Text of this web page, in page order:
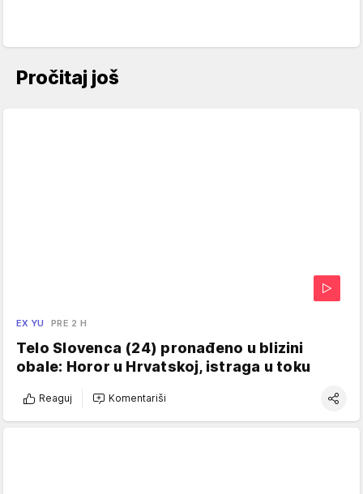
Pročitaj još
EX YU PRE 2 H
Telo Slovenca (24) pronađeno u blizini
obale: Horor u Hrvatskoj, istraga u toku
Reaguj Komentariši